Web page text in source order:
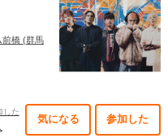
前橋 (群馬
した
気になる 参加した